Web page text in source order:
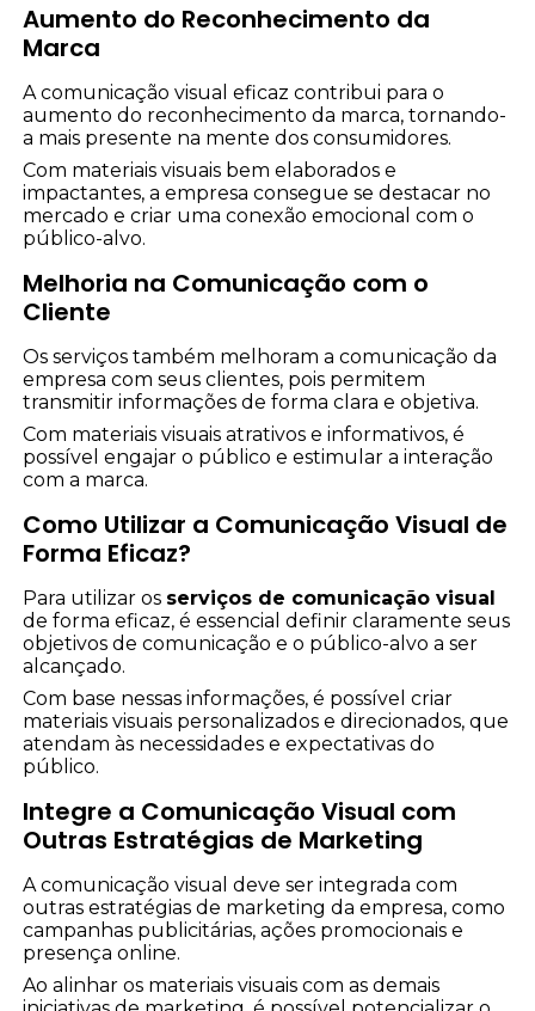
Aumento do Reconhecimento da
Marca
A comunicação visual eficaz contribui para o
aumento do reconhecimento da marca, tornando-
a mais presente na mente dos consumidores.
Com materiais visuais bem elaborados e
impactantes, a empresa consegue se destacar no
mercado e criar uma conexão emocional com o
público-alvo.
Melhoria na Comunicação com o
Cliente
Os serviços também melhoram a comunicação da
empresa com seus clientes, pois permitem
transmitir informações de forma clara e objetiva.
Com materiais visuais atrativos e informativos, é
possível engajar o público e estimular a interação
com a marca.
Como Utilizar a Comunicação Visual de
Forma Eficaz?
Para utilizar os serviços de comunicação visual
de forma eficaz, é essencial definir claramente seus
objetivos de comunicação e o público-alvo a ser
alcançado.
Com base nessas informações, é possível criar
materiais visuais personalizados e direcionados, que
atendam às necessidades e expectativas do
público.
Integre a Comunicação Visual com
Outras Estratégias de Marketing
A comunicação visual deve ser integrada com
outras estratégias de marketing da empresa, como
campanhas publicitárias, ações promocionais e
presença online.
Ao alinhar os materiais visuais com as demais